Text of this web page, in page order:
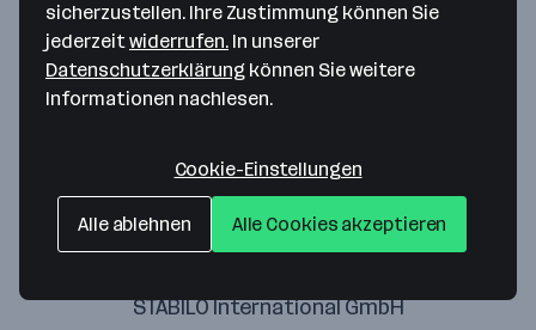
Bitte stimme unseren Cookie-
Richtlinien zu, um diese Karte
anzuzeigen.
STABILO International GmbH
sicherzustellen. Ihre Zustimmung können Sie
jederzeitwiderrufen. In unserer
Datenschutzerklärung können Sie weitere
Informationen nachlesen.
Cookie-Einstellungen
Alle ablehnen Alle Cookies akzeptieren